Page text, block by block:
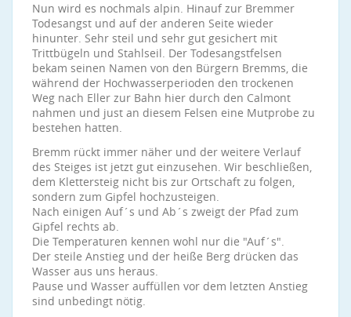
Nun wird es nochmals alpin. Hinauf zur Bremmer
Todesangst und auf der anderen Seite wieder
hinunter. Sehr steil und sehr gut gesichert mit
Trittbügeln und Stahlseil. Der Todesangstfelsen
bekam seinen Namen von den Bürgern Bremms, die
während der Hochwasserperioden den trockenen
Weg nach Eller zur Bahn hier durch den Calmont
nahmen und just an diesem Felsen eine Mutprobe zu
bestehen hatten.
Bremm rückt immer näher und der weitere Verlauf
des Steiges ist jetzt gut einzusehen. Wir beschließen,
dem Klettersteig nicht bis zur Ortschaft zu folgen,
sondern zum Gipfel hochzusteigen.
Nach einigen Auf´s und Ab´s zweigt der Pfad zum
Gipfel rechts ab.
Die Temperaturen kennen wohl nur die "Auf´s".
Der steile Anstieg und der heiße Berg drücken das
Wasser aus uns heraus.
Pause und Wasser auffüllen vor dem letzten Anstieg
sind unbedingt nötig.